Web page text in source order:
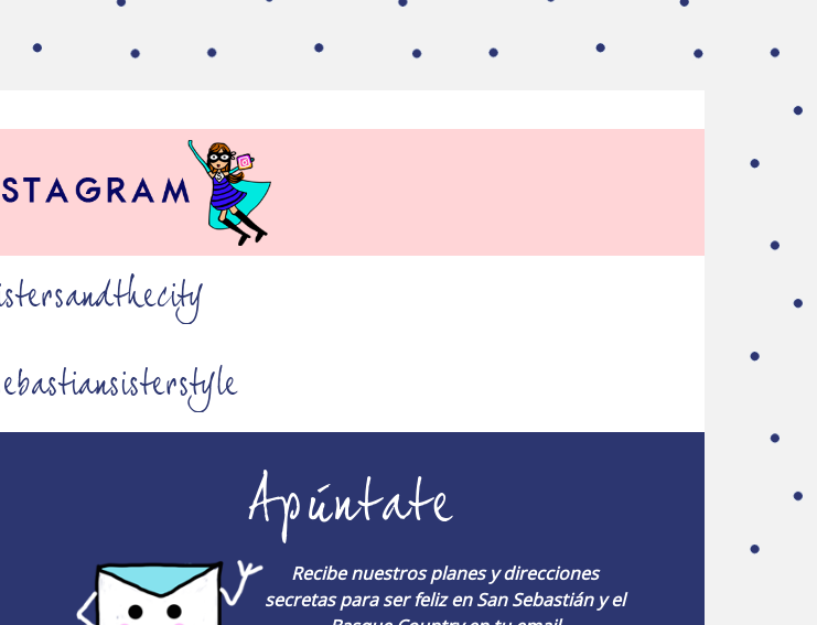
Apúntate
Recibe nuestros planes y direcciones
secretas para ser feliz en San Sebastián y el